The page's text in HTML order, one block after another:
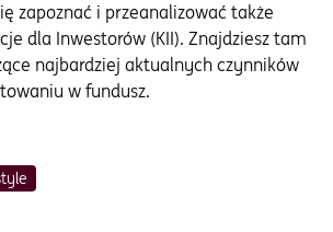
zapoznać i przeanalizować także
dla Inwestorów (KII). Znajdziesz tam
najbardziej aktualnych czynników
w fundusz.